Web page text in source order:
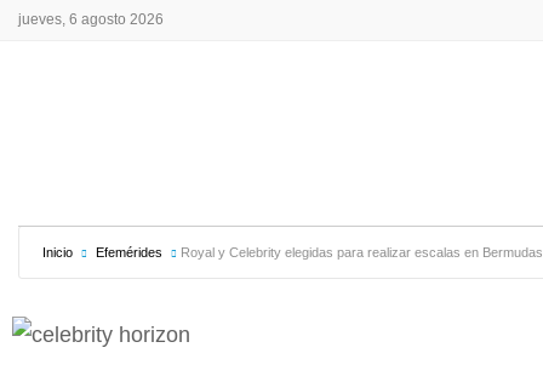
jueves, 6 agosto 2026
Inicio Efemérides Royal y Celebrity elegidas para realizar escalas en